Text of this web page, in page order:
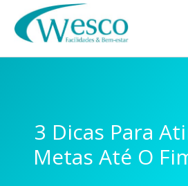
3 Dicas Para
Metas Até O